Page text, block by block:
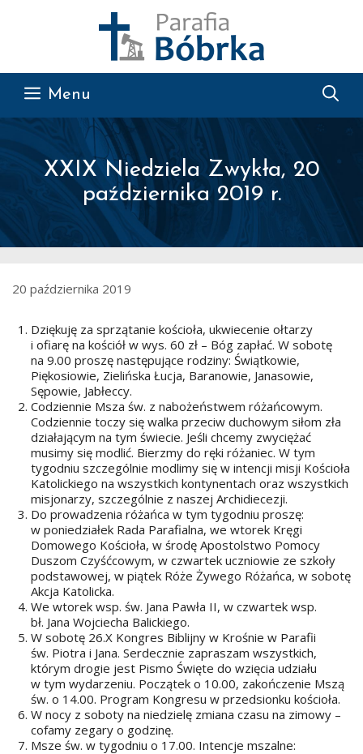
Menu
XXIX Niedziela Zwykła, 20
października 2019 r.
20 października 2019
Dziękuję za sprzątanie kościoła, ukwiecenie ołtarzy
i ofiarę na kościół w wys. 60 zł – Bóg zapłać. W sobotę
na 9.00 proszę następujące rodziny: Świątkowie,
Piękosiowie, Zielińska Łucja, Baranowie, Janasowie,
Sępowie, Jabłeccy.
Codziennie Msza św. z nabożeństwem różańcowym.
Codziennie toczy się walka przeciw duchowym siłom zła
działającym na tym świecie. Jeśli chcemy zwyciężać
musimy się modlić. Bierzmy do ręki różaniec. W tym
tygodniu szczególnie modlimy się w intencji misji Kościoła
Katolickiego na wszystkich kontynentach oraz wszystkich
misjonarzy, szczególnie z naszej Archidiecezji.
Do prowadzenia różańca w tym tygodniu proszę:
w poniedziałek Rada Parafialna, we wtorek Kręgi
Domowego Kościoła, w środę Apostolstwo Pomocy
Duszom Czyśćcowym, w czwartek uczniowie ze szkoły
podstawowej, w piątek Róże Żywego Różańca, w sobotę
Akcja Katolicka.
We wtorek wsp. św. Jana Pawła II, w czwartek wsp.
bł. Jana Wojciecha Balickiego.
W sobotę 26.X Kongres Biblijny w Krośnie w Parafii
św. Piotra i Jana. Serdecznie zapraszam wszystkich,
którym drogie jest Pismo Święte do wzięcia udziału
w tym wydarzeniu. Początek o 10.00, zakończenie Mszą
św. o 14.00. Program Kongresu w przedsionku kościoła.
W nocy z soboty na niedzielę zmiana czasu na zimowy –
cofamy zegary o godzinę.
Msze św. w tygodniu o 17.00. Intencje mszalne: